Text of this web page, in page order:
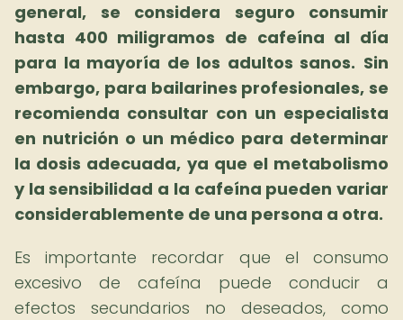
general, se considera seguro consumir
hasta 400 miligramos de cafeína al día
para la mayoría de los adultos sanos. Sin
embargo, para bailarines profesionales, se
recomienda consultar con un especialista
en nutrición o un médico para determinar
la dosis adecuada, ya que el metabolismo
y la sensibilidad a la cafeína pueden variar
considerablemente de una persona a otra.
Es importante recordar que el consumo
excesivo de cafeína puede conducir a
efectos secundarios no deseados, como